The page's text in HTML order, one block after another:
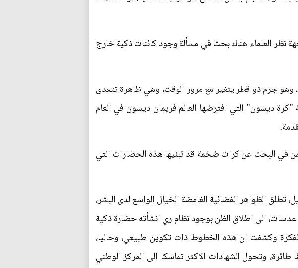
العلماء هناك بحث في مسألة وجود كائنات ذكية خارج
الاخرى على ذلك، الكوكب الذي اطلق عليه العلماء اسم "كوروت29بي"، وهو جرم ذو قطر يتغير مع مرور الوقت، وهي ظاهرة تتعدى
ديسون" التي افترضها العالم فريمان ديسون في العام
في البحث عن كرات ضخمة قد تبنيها هذه الحضارات التي
الظواهر الفضائية الغامضة الخيال الواسع لدى البشر،
عدسات، الى اطلاق الظن بوجود نظام ري انشأته حضارة ذكية
وكشفت ان هذه الخطوط ذات تكوين طبيعي، وحاليا،
وتحول الشهادات الاكثر تماسكا الى المركز الوطني